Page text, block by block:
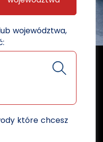
województwa,
które chcesz